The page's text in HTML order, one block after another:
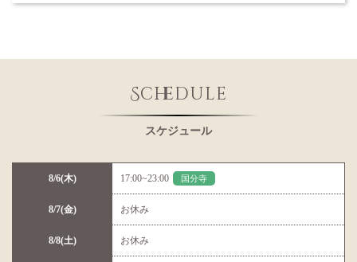
Schedule
スケジュール
8/6(木)
8/7(金)
8/8(土)
17:00~23:00 国分寺
お休み
お休み